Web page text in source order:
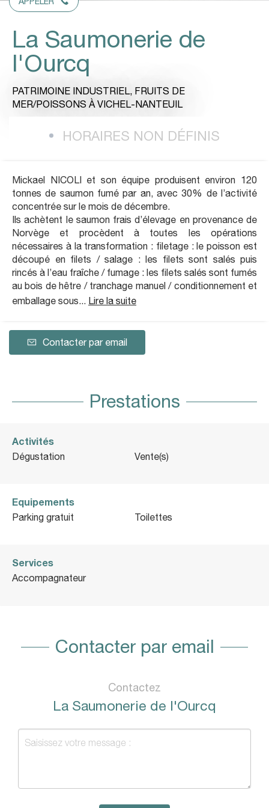
La Saumonerie de
l'Ourcq
PATRIMOINE INDUSTRIEL, FRUITS DE
MER/POISSONS À VICHEL-NANTEUIL
HORAIRES NON DÉFINIS
Mickael NICOLI et son équipe produisent environ 120
tonnes de saumon fumé par an, avec 30% de l’activité
concentrée sur le mois de décembre.
Ils achètent le saumon frais d’élevage en provenance de
Norvège et procèdent à toutes les opérations
nécessaires à la transformation : filetage : le poisson est
découpé en filets / salage : les filets sont salés puis
rincés à l’eau fraîche / fumage : les filets salés sont fumés
au bois de hêtre / tranchage manuel / conditionnement et
emballage sous... Lire la suite
Contacter par email
Prestations
Activités
Dégustation Vente(s)
Equipements
Parking gratuit Toilettes
Services
Accompagnateur
Contacter par email
Contactez
La Saumonerie de l'Ourcq